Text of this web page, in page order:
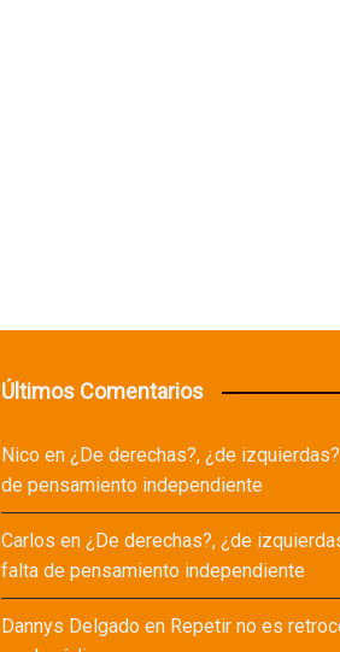
Últimos Comentarios
Nicoen ¿De derechas?, ¿de
de pensamiento independiente
Carlos en ¿De derechas?, ¿de
falta de pensamiento independiente
Dannys Delgadoen Repetir no es